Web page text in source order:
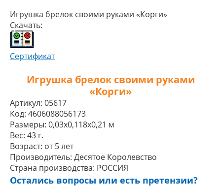
Игрушка брелок своими руками «Корги»
Скачать:
Сертификат
Игрушка брелок своими руками
«Корги»
Артикул: 05617
Код: 4606088056173
Размеры: 0,03x0,118x0,21 м
Вес: 43 г.
Возраст: от 5 лет
Производитель: Десятое Королевство
Страна производства: РОССИЯ
Остались вопросы или есть претензии?